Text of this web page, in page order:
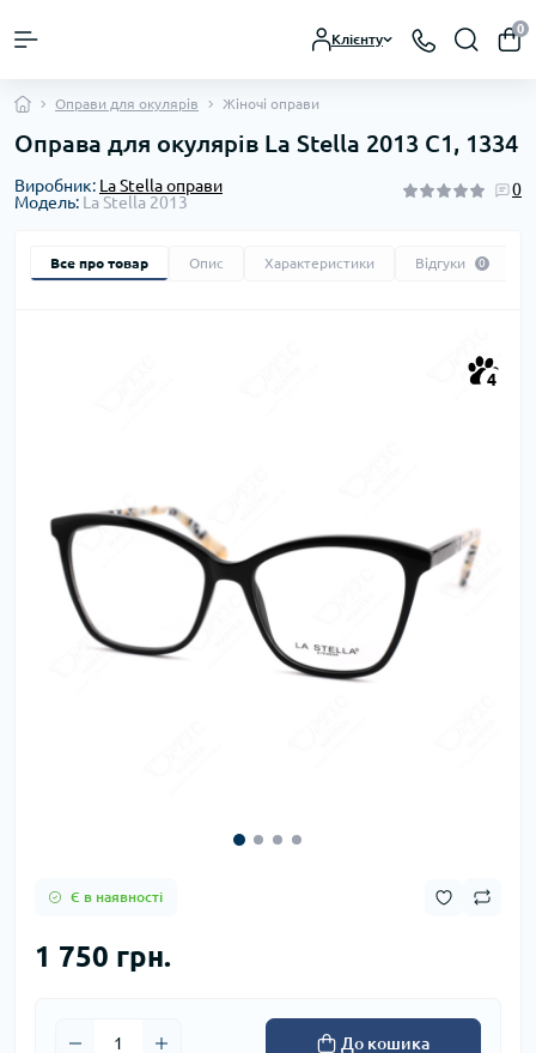
Клієнту
0
Оправи для окулярів Жіночі оправи
Оправа для окулярів La Stella 2013 C1, 1334
Виробник: La Stella оправи
Модель: La Stella 2013
0
Все про товар Опис Характеристики Відгуки 0
4
Є в наявності
1 750 грн.
До кошика